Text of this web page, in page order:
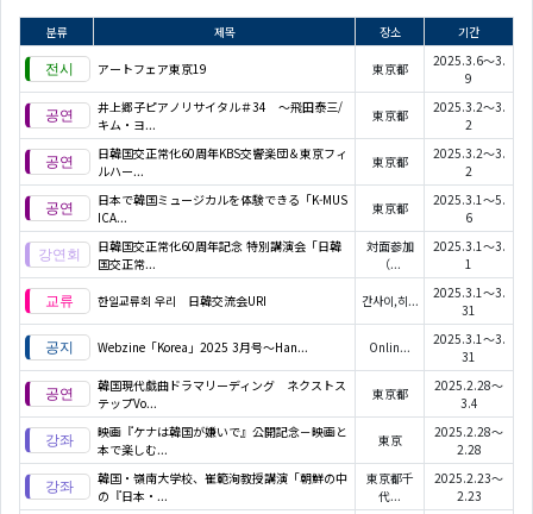
분류 제목 장소 기간
アートフェア東京19 東京都
2025.3.6～3.
9
井上郷子ピアノリサイタル＃34 ～飛田泰三/
キム・ヨ...
東京都
2025.3.2～3.
2
日韓国交正常化60周年KBS交響楽団＆東京フィ
ルハー...
東京都
2025.3.2～3.
2
日本で韓国ミュージカルを体験できる「K-MUS
ICA...
東京都
2025.3.1～5.
6
日韓国交正常化60周年記念 特別講演会「日韓
国交正常...
対面参加
（...
2025.3.1～3.
1
한일교류회 우리 日韓交流会URI 간사이,히...
2025.3.1～3.
31
Webzine「Korea」2025 3月号～Han... Onlin...
2025.3.1～3.
31
韓国現代戯曲ドラマリーディング ネクストス
テップVo...
東京都
2025.2.28～
3.4
映画『ケナは韓国が嫌いで』公開記念－映画と
本で楽しむ...
東京
2025.2.28～
2.28
韓国・嶺南大学校、崔範洵教授講演「朝鮮の中
の『日本・...
東京都千
代...
2025.2.23～
2.23